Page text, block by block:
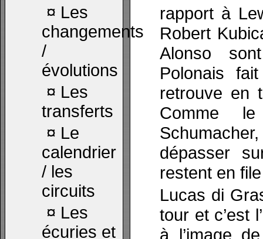
¤ Les
changements
/
évolutions
¤ Les
transferts
¤ Le
calendrier
/ les
circuits
¤ Les
écuries et
rapport à
Robert
Alonso
Polonais
retrouve en
Comme
dépasser
restent en
Lucas di
tour et c’est
à l’image